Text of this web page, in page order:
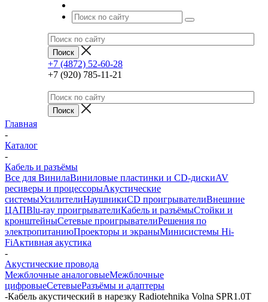
+7 (4872) 52-60-28
+7 (920) 785-11-21
Главная
-
Каталог
-
Кабель и разъёмы
Все для ВинилаВиниловые пластинки и CD-дискиAV
ресиверы и процессорыАкустические
системыУсилителиНаушникиCD проигрывателиВнешние
ЦАПBlu-ray проигрывателиКабель и разъёмыСтойки и
кронштейныСетевые проигрывателиРешения по
электропитаниюПроекторы и экраныМинисистемы Hi-
FiАктивная акустика
-
Акустические провода
Межблочные аналоговыеМежблочные
цифровыеСетевыеРазъёмы и адаптеры
-Кабель акустический в нарезку Radiotehnika Volna SPR1.0T